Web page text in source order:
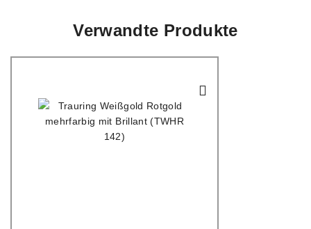
Verwandte Produkte